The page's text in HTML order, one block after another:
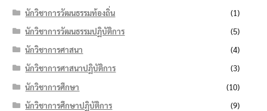
นักวิชาการวัฒนธรรมท้องถิ่น
(1)
นักวิชาการวัฒนธรรมปฏิบัติการ
(5)
นักวิชาการศาสนา
(4)
นักวิชาการศาสนาปฏิบัติการ
(3)
นักวิชาการศึกษา
(10)
นักวิชาการศึกษาปฏิบัติการ
(9)